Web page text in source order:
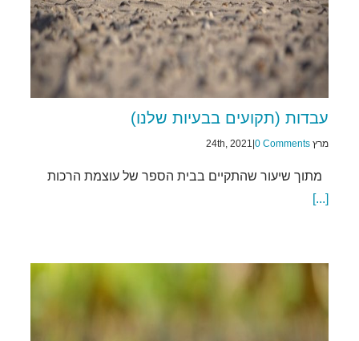
עבדות (תקועים בבעיות שלנו)
מרץ 24th, 2021 |0 Comments
מתוך שיעור שהתקיים בבית הספר של עוצמת הרכות
[...]